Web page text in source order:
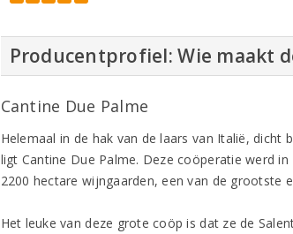
Producentprofiel: Wie maakt
Cantine Due Palme
Helemaal in de hak van de laars van Italië, dicht
ligt Cantine Due Palme. Deze coöperatie werd
2200 hectare wijngaarden, een van de grootste
Het leuke van deze grote coöp is dat ze de